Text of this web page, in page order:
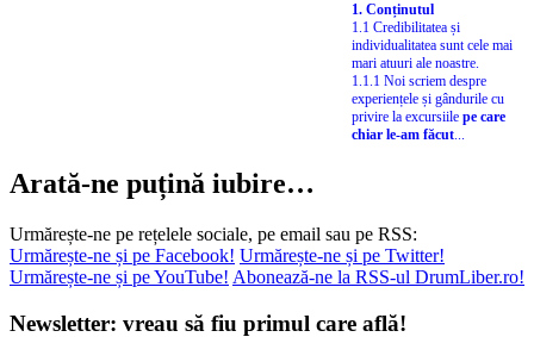
1. Conținutul
1.1 Credibilitatea și
individualitatea sunt cele mai
mari atuuri ale noastre.
1.1.1 Noi scriem despre
experiențele și gândurile cu
privire la excursiile pe care
chiar le-am făcut...
Arată-ne puțină iubire…
Urmărește-ne pe rețelele sociale, pe email sau pe RSS:
Urmărește-ne și pe Facebook! Urmărește-ne și pe Twitter!
Urmărește-ne și pe YouTube! Abonează-ne la RSS-ul DrumLiber.ro!
Newsletter: vreau să fiu primul care află!